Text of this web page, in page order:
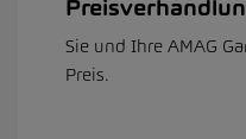
Sie und Ihre AMAG
Preis.